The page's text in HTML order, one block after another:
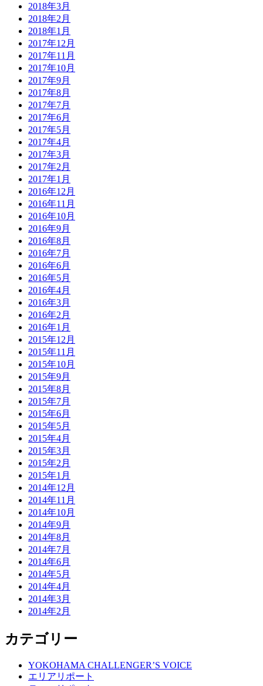
2018年3月
2018年2月
2018年1月
2017年12月
2017年11月
2017年10月
2017年9月
2017年8月
2017年7月
2017年6月
2017年5月
2017年4月
2017年3月
2017年2月
2017年1月
2016年12月
2016年11月
2016年10月
2016年9月
2016年8月
2016年7月
2016年6月
2016年5月
2016年4月
2016年3月
2016年2月
2016年1月
2015年12月
2015年11月
2015年10月
2015年9月
2015年8月
2015年7月
2015年6月
2015年5月
2015年4月
2015年3月
2015年2月
2015年1月
2014年12月
2014年11月
2014年10月
2014年9月
2014年8月
2014年7月
2014年6月
2014年5月
2014年4月
2014年3月
2014年2月
カテゴリー
YOKOHAMA CHALLENGER’S VOICE
エリアリポート